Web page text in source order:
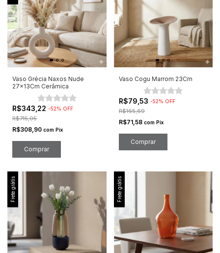
Vaso Grécia Naxos Nude
27x13Cm Cerâmica
R$343,22 -52% OFF
R$715,05
R$308,90 com Pix
Vaso Cogu Marrom 23Cm
R$79,53 -52% OFF
R$165,69
R$71,58 com Pix
Frete grátis Frete grátis